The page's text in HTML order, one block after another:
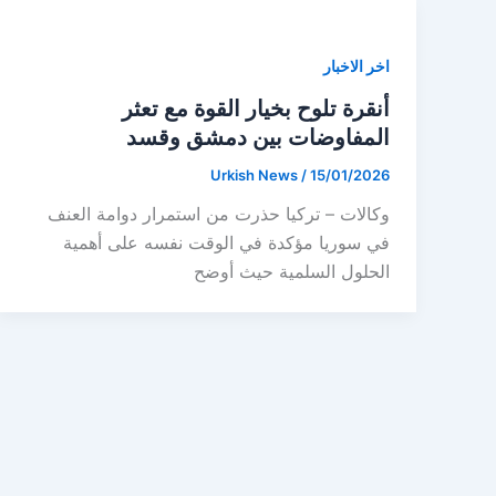
اخر الاخبار
أنقرة تلوح بخيار القوة مع تعثر
المفاوضات بين دمشق وقسد
Urkish News /15/01/2026
وكالات – تركيا حذرت من استمرار دوامة العنف
في سوريا مؤكدة في الوقت نفسه على أهمية
الحلول السلمية حيث أوضح